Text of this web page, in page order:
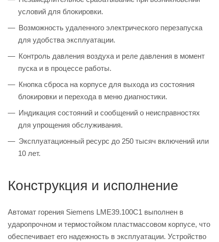
условий для блокировки.
Возможность удаленного электрического перезапуска
для удобства эксплуатации.
Контроль давления воздуха и реле давления в момент
пуска и в процессе работы.
Кнопка сброса на корпусе для выхода из состояния
блокировки и перехода в меню диагностики.
Индикация состояний и сообщений о неисправностях
для упрощения обслуживания.
Эксплуатационный ресурс до 250 тысяч включений или
10 лет.
Конструкция и исполнение
Автомат горения Siemens LME39.100C1 выполнен в
ударопрочном и термостойком пластмассовом корпусе, что
обеспечивает его надежность в эксплуатации. Устройство